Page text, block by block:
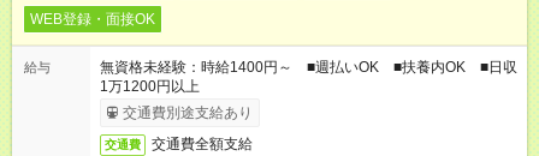
WEB登録・面接OK
給与
無資格未経験：時給1400円～ ■週払いOK ■扶養内OK ■日収
1万1200円以上
交通費別途支給あり
交通費 交通費全額支給